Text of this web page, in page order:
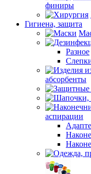
финиры
Гигиена, защита
Разное
абсорбенты
аспирации